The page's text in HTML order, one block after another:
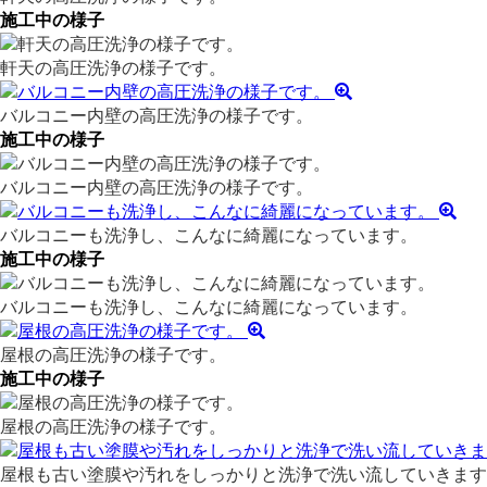
施工中の様子
軒天の高圧洗浄の様子です。
バルコニー内壁の高圧洗浄の様子です。
施工中の様子
バルコニー内壁の高圧洗浄の様子です。
バルコニーも洗浄し、こんなに綺麗になっています。
施工中の様子
バルコニーも洗浄し、こんなに綺麗になっています。
屋根の高圧洗浄の様子です。
施工中の様子
屋根の高圧洗浄の様子です。
屋根も古い塗膜や汚れをしっかりと洗浄で洗い流していきま